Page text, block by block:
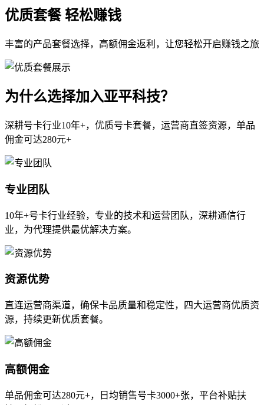
优质套餐 轻松赚钱
丰富的产品套餐选择，高额佣金返利，让您轻松开启赚钱之旅
为什么选择加入亚平科技？
深耕号卡行业10年+，优质号卡套餐，运营商直签资源，单品
佣金可达280元+
专业团队
10年+号卡行业经验，专业的技术和运营团队，深耕通信行
业，为代理提供最优解决方案。
资源优势
直连运营商渠道，确保卡品质量和稳定性，四大运营商优质资
源，持续更新优质套餐。
高额佣金
单品佣金可达280元+，日均销售号卡3000+张，平台补贴扶